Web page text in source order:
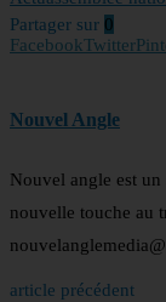
Partager sur 0
FacebookTwitter
Nouvel Angle
Nouvel angle est
nouvelle touche au
article précédent